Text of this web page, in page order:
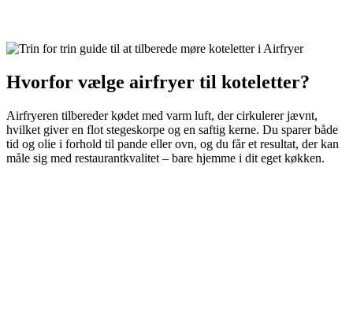
Hvorfor vælge airfryer til koteletter?
Airfryeren tilbereder kødet med varm luft, der cirkulerer jævnt,
hvilket giver en flot stegeskorpe og en saftig kerne. Du sparer både
tid og olie i forhold til pande eller ovn, og du får et resultat, der kan
måle sig med restaurantkvalitet – bare hjemme i dit eget køkken.